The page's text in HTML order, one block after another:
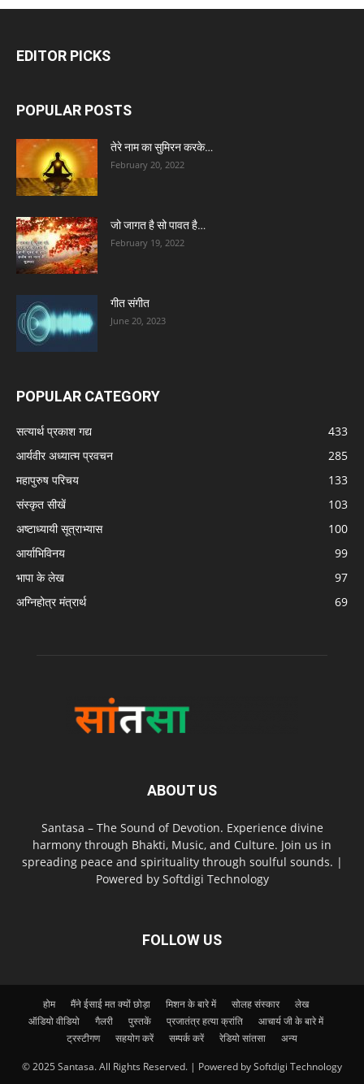
EDITOR PICKS
POPULAR POSTS
तेरे नाम का सुमिरन करके…
February 20, 2022
जो जागत है सो पावत है…
February 19, 2022
गीत संगीत
June 20, 2023
POPULAR CATEGORY
सत्यार्थ प्रकाश गद्य
433
आर्यवीर अध्यात्म प्रवचन
285
महापुरुष परिचय
133
संस्कृत सीखें
103
अष्टाध्यायी सूत्राभ्यास
100
आर्याभिविनय
99
भापा के लेख
97
अग्निहोत्र मंत्रार्थ
69
ABOUT US
Santasa – The Sound of Devotion. Experience divine
harmony through Bhakti, Music, and Culture. Join us in
spreading peace and spirituality through soulful sounds. |
Powered by Softdigi Technology
FOLLOW US
होम मैंने ईसाई मत क्यों छोड़ा मिशन के बारे में सोलह संस्कार
लेख
ऑडियो वीडियो
गैलरी पुस्तकें प्रजातंत्र हत्या क्रांति
आचार्य जी के बारे में
ट्रस्टीगण
सहयोग करें सम्पर्क करें रेडियो सांतसा अन्य
© 2025 Santasa. All Rights Reserved. | Powered by Softdigi Technology